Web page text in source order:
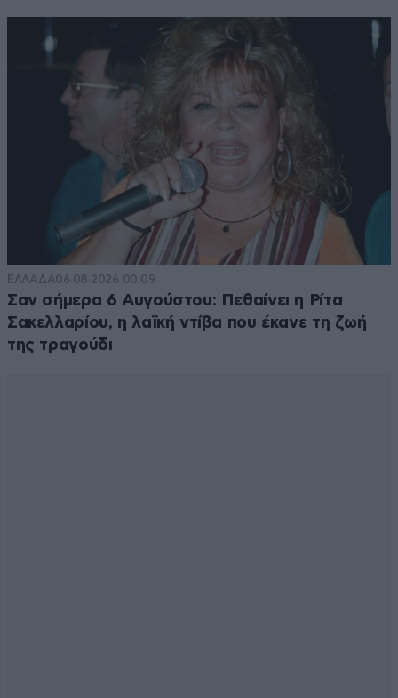
ΕΛΛΑΔΑ06·08·2026 00:09
Σαν σήμερα 6 Αυγούστου: Πεθαίνει η Ρίτα
Σακελλαρίου, η λαϊκή ντίβα που έκανε τη ζωή
της τραγούδι